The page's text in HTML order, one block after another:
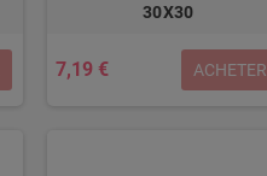
30X30
7,19 € ACHETER